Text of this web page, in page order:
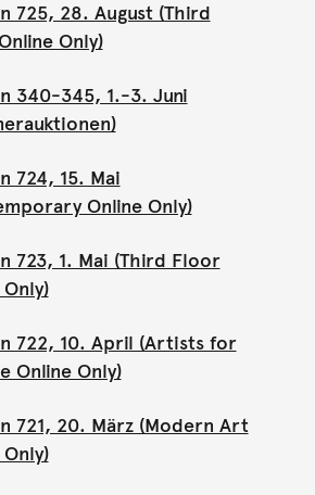
725, 28. August (Third
Only)
340-345, 1.-3. Juni
724, 15. Mai
Online Only)
723, 1. Mai (Third Floor
722, 10. April (Artists for
Online Only)
721, 20. März (Modern Art